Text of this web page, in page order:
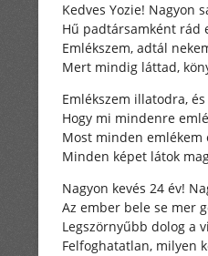
Kedves Yozie! Nagyon
Hű padtársamként rád
Emlékszem, adtál
Mert mindig láttad,
Emlékszem illatodra,
Hogy mi mindenre
Most minden emlékem
Minden képet látok
Nagyon kevés 24 év!
Az ember bele se mer
Legszörnyűbb dolog a
Felfoghatatlan, milyen